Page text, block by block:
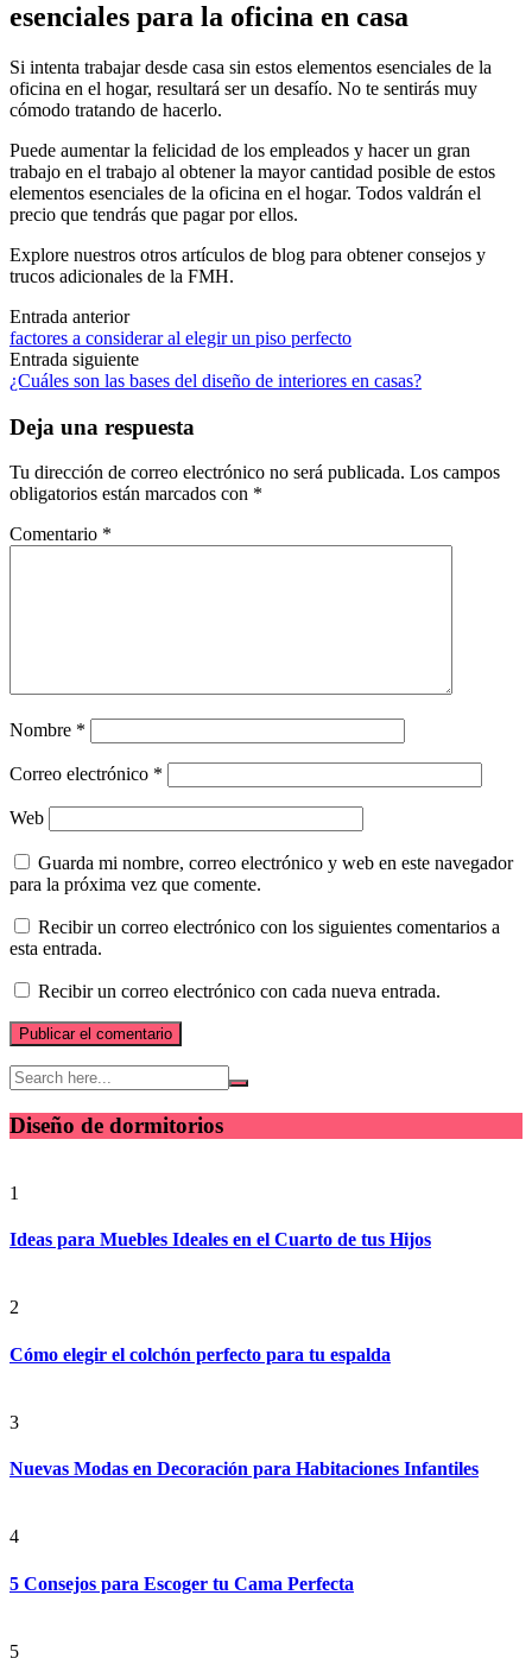
esenciales para la oficina en casa
Si intenta trabajar desde casa sin estos elementos esenciales de la
oficina en el hogar, resultará ser un desafío. No te sentirás muy
cómodo tratando de hacerlo.
Puede aumentar la felicidad de los empleados y hacer un gran
trabajo en el trabajo al obtener la mayor cantidad posible de estos
elementos esenciales de la oficina en el hogar. Todos valdrán el
precio que tendrás que pagar por ellos.
Explore nuestros otros artículos de blog para obtener consejos y
trucos adicionales de la FMH.
Navegación
de
las
entradas
Entrada anterior
factores a considerar al elegir un piso perfecto
Entrada siguiente
¿Cuáles son las bases del diseño de interiores en casas?
Deja una respuesta
Tu dirección de correo electrónico no será publicada. Los campos
obligatorios están marcados con *
Comentario *
Nombre *
Correo electrónico *
Web
Guarda mi nombre, correo electrónico y web en este navegador
para la próxima vez que comente.
Recibir un correo electrónico con los siguientes comentarios a
esta entrada.
Recibir un correo electrónico con cada nueva entrada.
Diseño de dormitorios
1
Ideas para Muebles Ideales en el Cuarto de tus Hijos
2
Cómo elegir el colchón perfecto para tu espalda
3
Nuevas Modas en Decoración para Habitaciones Infantiles
4
5 Consejos para Escoger tu Cama Perfecta
5